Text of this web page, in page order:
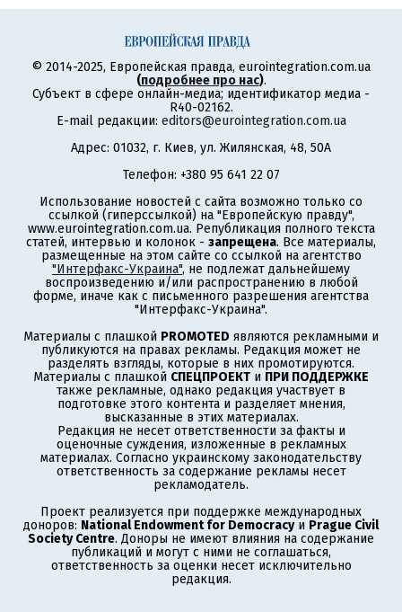
© 2014-2025, Европейская правда, eurointegration.com.ua
(подробнее про нас).
Субъект в сфере онлайн-медиа; идентификатор медиа -
R40-02162.
E-mail редакции: editors@eurointegration.com.ua
Адрес: 01032, г. Киев, ул. Жилянская, 48, 50А
Телефон: +380 95 641 22 07
Использование новостей с сайта возможно только со
ссылкой (гиперссылкой) на "Европейскую правду",
www.eurointegration.com.ua. Републикация полного текста
статей, интервью и колонок - запрещена. Все материалы,
размещенные на этом сайте со ссылкой на агентство
"Интерфакс-Украина", не подлежат дальнейшему
воспроизведению и/или распространению в любой
форме, иначе как с письменного разрешения агентства
"Интерфакс-Украина".
Материалы с плашкой PROMOTED являются рекламными и
публикуются на правах рекламы. Редакция может не
разделять взгляды, которые в них промотируются.
Материалы с плашкой СПЕЦПРОЕКТ и ПРИ ПОДДЕРЖКЕ
также рекламные, однако редакция участвует в
подготовке этого контента и разделяет мнения,
высказанные в этих материалах.
Редакция не несет ответственности за факты и
оценочные суждения, изложенные в рекламных
материалах. Согласно украинскому законодательству
ответственность за содержание рекламы несет
рекламодатель.
Проект реализуется при поддержке международных
доноров: National Endowment for Democracyи Prague Civil
Society Centre. Доноры не имеют влияния на содержание
публикаций и могут с ними не соглашаться,
ответственность за оценки несет исключительно
редакция.